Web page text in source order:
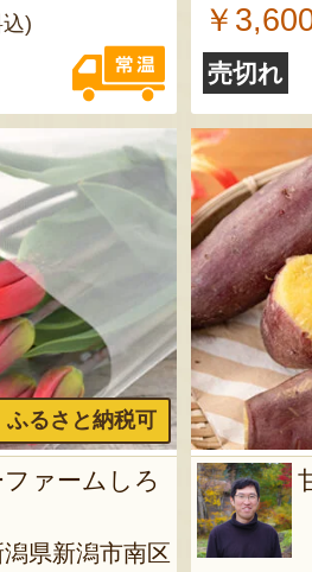
) ￥
売切れ
ふるさと納税可
ァームしろ
潟県新潟市南区